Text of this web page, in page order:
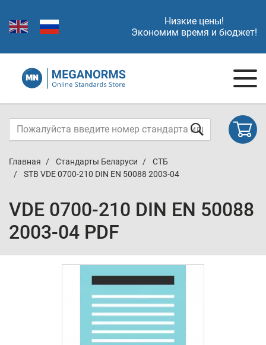
Низкие цены!
Экономим время и бюджет!
Главная Стандарты Беларуси
СТБ
STB VDE 0700-210 DIN EN 50088 2003-04
VDE 0700-210 DIN EN 50088
2003-04 PDF